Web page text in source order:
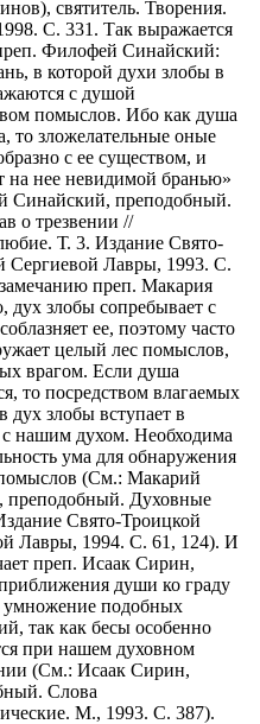
святитель. Творения.
С. 331. Так выражается
Филофей Синайский:
в которой духи злобы в
с душой
помыслов. Ибо как душа
то зложелательные оные
с ее существом, и
на нее невидимой бранью»
Синайский, преподобный.
о трезвении //
Т. 3. Издание Свято-
Сергиевой Лавры, 1993. С.
преп. Макария
дух злобы сопребывает с
ее, поэтому часто
целый лес помыслов,
врагом. Если душа
то посредством влагаемых
дух злобы вступает в
нашим духом. Необходима
ума для обнаружения
(См.: Макарий
преподобный. Духовные
Свято-Троицкой
Лавры, 1994. С. 61, 124). И
преп. Исаак Сирин,
души ко граду
подобных
так как бесы особенно
при нашем духовном
(См.: Исаак Сирин,
Слова
М., 1993. С. 387).